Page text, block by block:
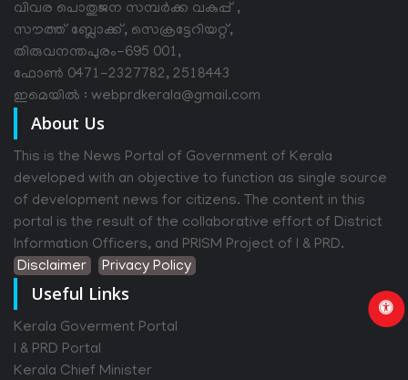
വിവര പൊതുജന സമ്പര്‍ക്ക വകുപ്പ് ,
സൗത്ത് ബ്ലോക്ക്, സെക്രട്ടേറിയറ്റ്,
തിരുവനന്തപുരം-695 001,
ഫോൺ 0471-2327782, 2518443
ഇമെയിൽ : webprdkerala@gmail.com
About Us
This is the News Portal of Government of Kerala
developed with an objective to function as single source
of development news for citizens. The content in this
portal is the result of the collaborative effort of District
Information Officers, and PRISM Project of I & PRD.
Disclaimer
Privacy Policy
Useful Links
Kerala Goverment Portal
I & PRD Portal
Kerala Chief Minister